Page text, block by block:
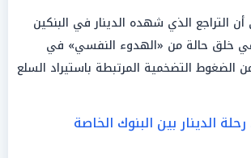
أن التراجع الذي شهده الدينار في البنكين
خلق حالة من «الهدوء النفسي» في
الضغوط التضخمية المرتبطة باستيراد السلع
الدينار بين البنوك الخاصة